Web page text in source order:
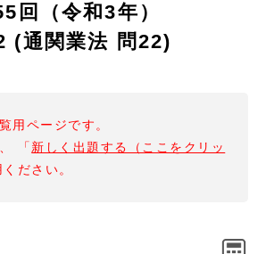
回（令和3年）
(通関業法 問22)
用ページです。
「 新しく出題する（ここをクリッ
ださい。